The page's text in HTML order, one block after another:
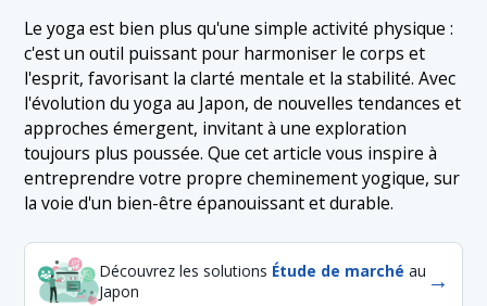
Le yoga est bien plus qu'une simple activité physique :
c'est un outil puissant pour harmoniser le corps et
l'esprit, favorisant la clarté mentale et la stabilité. Avec
l'évolution du yoga au Japon, de nouvelles tendances et
approches émergent, invitant à une exploration
toujours plus poussée. Que cet article vous inspire à
entreprendre votre propre cheminement yogique, sur
la voie d'un bien-être épanouissant et durable.
Découvrez les solutions Étude de marché au
Japon
→